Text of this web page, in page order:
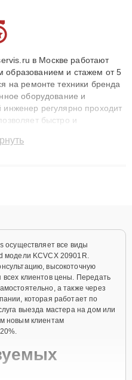
в Москве работают
и стажем от 5
на ремонте техники бренда
оборудование и
регулярно проходит
быстро и
Наши мастера решают
осуществляет все виды
модели KCVCX 20901R.
высокоточную
всех клиентов цены. Передать
а также через
которая работает по
выезда мастера на дом или
новым клиентам